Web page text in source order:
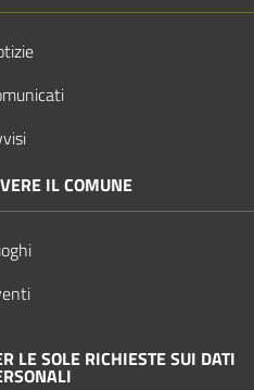
IL COMUNE
LE SOLE RICHIESTE SUI DATI